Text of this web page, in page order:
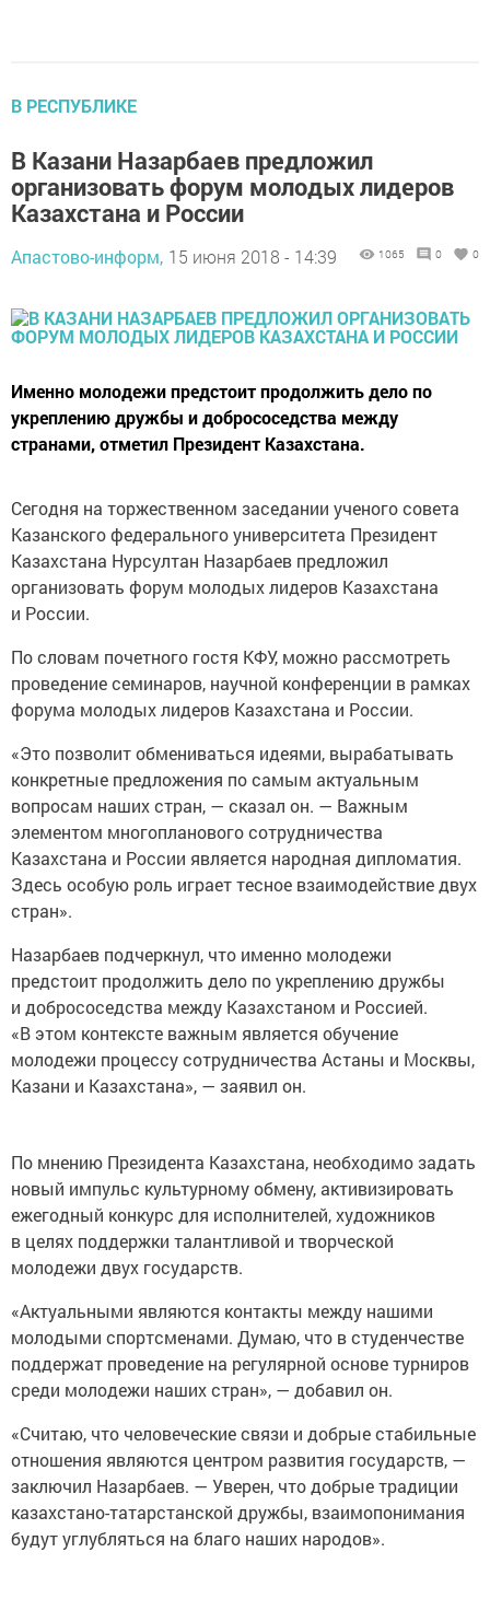
В РЕСПУБЛИКЕ
В Казани Назарбаев предложил
организовать форум молодых лидеров
Казахстана и России
Апастово-информ, 15 июня 2018 - 14:39 1065 0 0
Именно молодежи предстоит продолжить дело по
укреплению дружбы и добрососедства между
странами, отметил Президент Казахстана.
Сегодня на торжественном заседании ученого совета
Казанского федерального университета Президент
Казахстана Нурсултан Назарбаев предложил
организовать форум молодых лидеров Казахстана
и России.
По словам почетного гостя КФУ, можно рассмотреть
проведение семинаров, научной конференции в рамках
форума молодых лидеров Казахстана и России.
«Это позволит обмениваться идеями, вырабатывать
конкретные предложения по самым актуальным
вопросам наших стран, — сказал он. — Важным
элементом многопланового сотрудничества
Казахстана и России является народная дипломатия.
Здесь особую роль играет тесное взаимодействие двух
стран».
Назарбаев подчеркнул, что именно молодежи
предстоит продолжить дело по укреплению дружбы
и добрососедства между Казахстаном и Россией.
«В этом контексте важным является обучение
молодежи процессу сотрудничества Астаны и Москвы,
Казани и Казахстана», — заявил он.
По мнению Президента Казахстана, необходимо задать
новый импульс культурному обмену, активизировать
ежегодный конкурс для исполнителей, художников
в целях поддержки талантливой и творческой
молодежи двух государств.
«Актуальными являются контакты между нашими
молодыми спортсменами. Думаю, что в студенчестве
поддержат проведение на регулярной основе турниров
среди молодежи наших стран», — добавил он.
«Считаю, что человеческие связи и добрые стабильные
отношения являются центром развития государств, —
заключил Назарбаев. — Уверен, что добрые традиции
казахстано-татарстанской дружбы, взаимопонимания
будут углубляться на благо наших народов».